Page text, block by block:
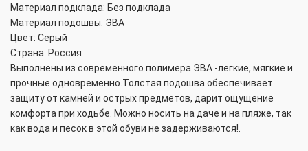
Материал подклада: Без подклада
Материал подошвы: ЭВА
Цвет: Серый
Страна: Россия
Выполнены из современного полимера ЭВА -легкие, мягкие и
прочные одновременно.Толстая подошва обеспечивает
защиту от камней и острых предметов, дарит ощущение
комфорта при ходьбе. Можно носить на даче и на пляже, так
как вода и песок в этой обуви не задерживаются!.